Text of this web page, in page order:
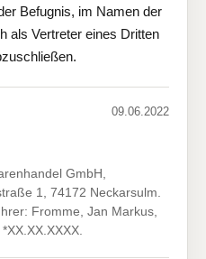
Befugnis, im Namen der
als Vertreter eines Dritten
09.06.2022
GmbH,
1, 74172 Neckarsulm.
Fromme, Jan Markus,